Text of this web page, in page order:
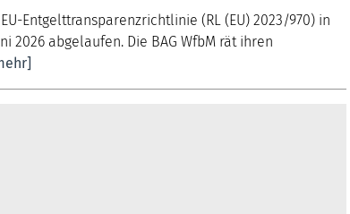
Entgelttransparenzrichtlinie (RL (EU) 2023/970) in
2026 abgelaufen. Die BAG WfbM rät ihren